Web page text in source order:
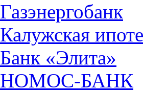
Газэнергобанк
Калужская
Банк «Элита»
НОМОС-БАНК